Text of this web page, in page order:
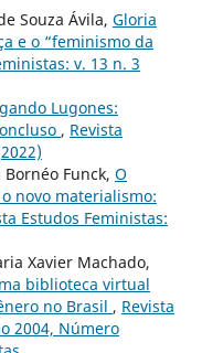
Souza Ávila, Gloria
e o “feminismo da
v. 13 n. 3
Lugones:
, Revista
Funck, O
novo materialismo:
Estudos Feministas:
Xavier Machado,
biblioteca virtual
no Brasil , Revista
2004, Número